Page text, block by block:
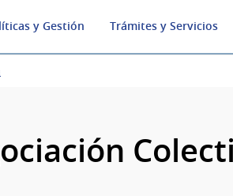
y Gestión Trámites y Servicios